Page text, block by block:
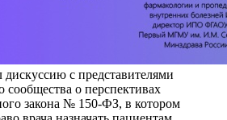
с представителями
сообщества о перспективах
закона № 150-ФЗ, в котором